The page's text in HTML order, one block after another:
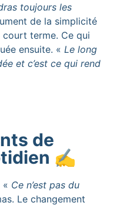
toujours les
de la simplicité
terme. Ce qui
ensuite. « Le long
et c’est ce qui rend
de
✍️
« Ce n’est pas du
Le changement